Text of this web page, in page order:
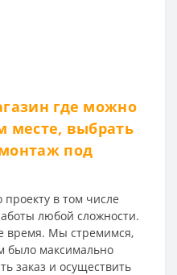
где можно
месте, выбрать
под
проекту в том числе
любой сложности.
время. Мы стремимся,
было максимально
заказ и осуществить